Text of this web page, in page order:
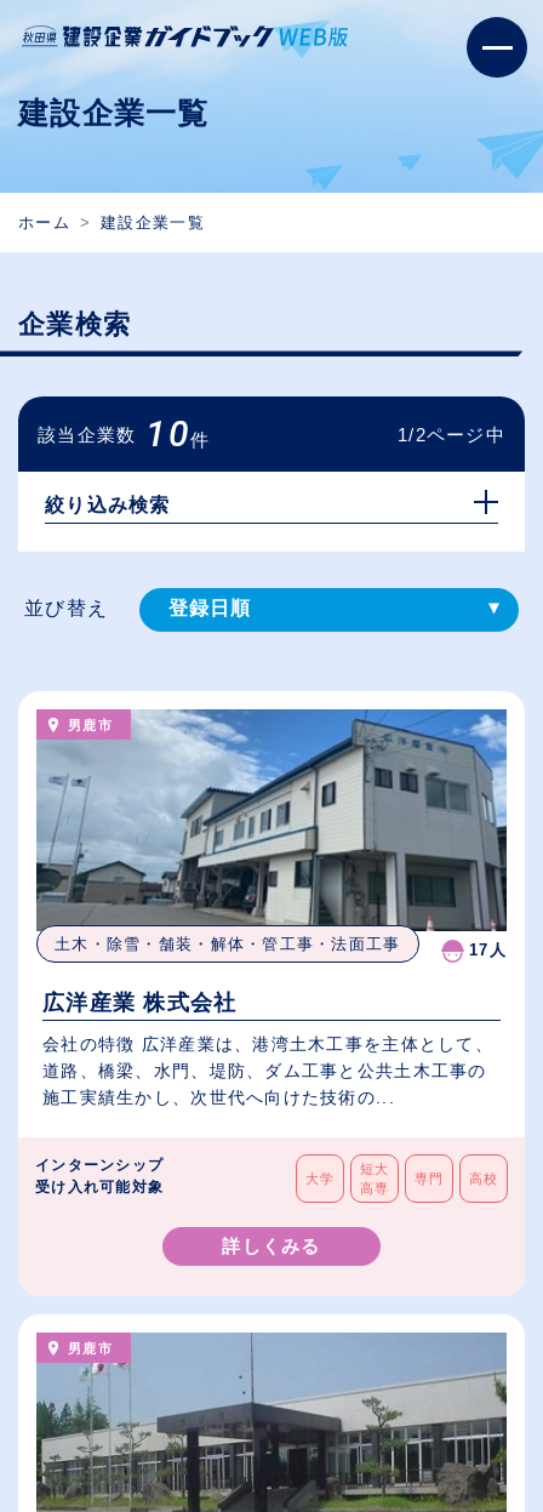
建設企業一覧
ホーム 建設企業一覧
企業検索
該当企業数 10件 1/2ページ中
絞り込み検索
並び替え 登録⽇順
（⾼卒の給与を基準）
従業員が多い順
休日数が多い順
男鹿市
土木・除雪・舗装・解体・管工事・法面工事 17人
広洋産業 株式会社
会社の特徴 広洋産業は、港湾土木工事を主体として、
道路、橋梁、水門、堤防、ダム工事と公共土木工事の
施工実績生かし、次世代へ向けた技術の...
インターンシップ
受け入れ可能対象
大学
短大
高専
専門 高校
詳しくみる
男鹿市